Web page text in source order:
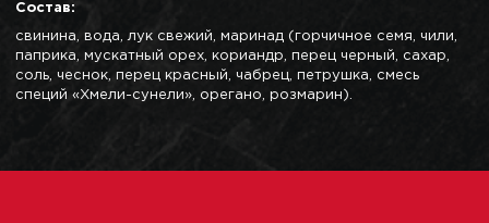
Состав:
свинина, вода, лук свежий, маринад (горчичное семя, чили,
паприка, мускатный орех, кориандр, перец черный, сахар,
соль, чеснок, перец красный, чабрец, петрушка, смесь
специй «Хмели-сунели», орегано, розмарин).